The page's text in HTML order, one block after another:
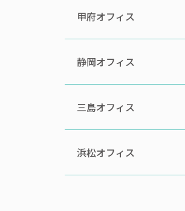
甲府オフィス
静岡オフィス
三島オフィス
浜松オフィス